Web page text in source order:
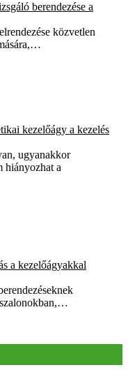
berendezése a
közvetlen
kezelőágy a kezelés
ugyanakkor
hiányozhat a
a kezelőágyakkal